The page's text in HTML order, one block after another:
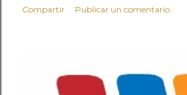
Compartir Publicar un comentario